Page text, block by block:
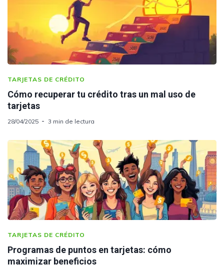
TARJETAS DE CRÉDITO
Cómo recuperar tu crédito tras un mal uso de
tarjetas
28/04/2025 3 min de lectura
TARJETAS DE CRÉDITO
Programas de puntos en tarjetas: cómo
maximizar beneficios